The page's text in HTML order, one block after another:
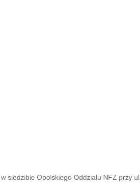
Opolskiego Oddziału NFZ przy ul.